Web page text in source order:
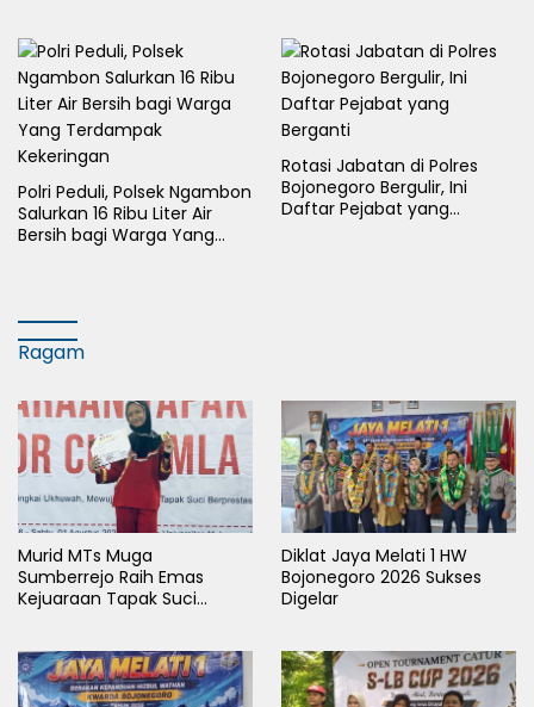
Polri Peduli, Polsek Ngambon
Salurkan 16 Ribu Liter Air
Bersih bagi Warga Yang
Rotasi Jabatan di Polres
Bojonegoro Bergulir, Ini
Daftar Pejabat yang
Ragam
Murid MTs Muga
Sumberrejo Raih Emas
Kejuaraan Tapak Suci
Diklat Jaya Melati 1 HW
Bojonegoro 2026 Sukses
Digelar